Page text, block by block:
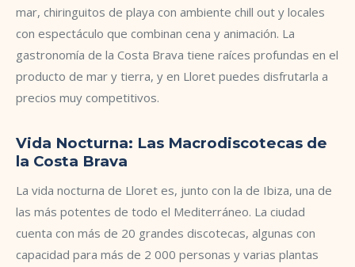
mar, chiringuitos de playa con ambiente chill out y locales
con espectáculo que combinan cena y animación. La
gastronomía de la Costa Brava tiene raíces profundas en el
producto de mar y tierra, y en Lloret puedes disfrutarla a
precios muy competitivos.
Vida Nocturna: Las Macrodiscotecas de
la Costa Brava
La vida nocturna de Lloret es, junto con la de Ibiza, una de
las más potentes de todo el Mediterráneo. La ciudad
cuenta con más de 20 grandes discotecas, algunas con
capacidad para más de 2 000 personas y varias plantas